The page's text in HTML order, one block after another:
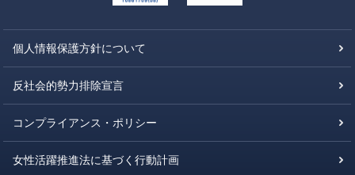
個人情報保護方針について
反社会的勢力排除宣言
コンプライアンス・ポリシー
女性活躍推進法に基づく行動計画